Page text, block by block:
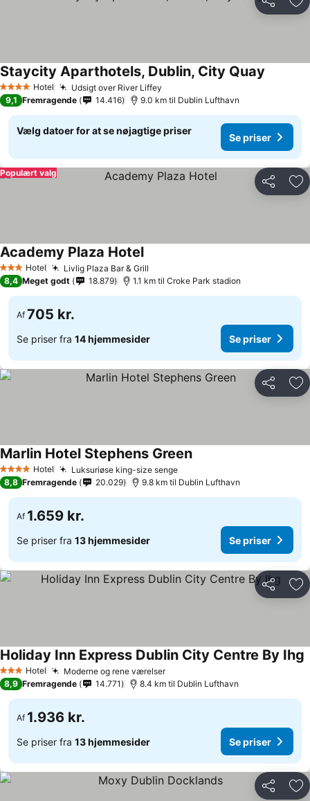
Del
4 StjernerHotel Udsigt over River Liffey
Staycity Aparthotels, Dublin, City Quay
9,1 Fremragende 14.416 9.0 km til Dublin Lufthavn
Vælg datoer for at se nøjagtige priser
Se priser
Del
Populært valg
3 StjernerHotel Livlig Plaza Bar & Grill
Academy Plaza Hotel
8,4 Meget godt 18.879 1.1 km til Croke Park stadion
Af 705 kr.
Se priser fra 14 hjemmesider Se priser
Del
4 StjernerHotel Luksuriøse king-size senge
Marlin Hotel Stephens Green
8,8 Fremragende 20.029 9.8 km til Dublin Lufthavn
Af 1.659 kr.
Se priser fra 13 hjemmesider Se priser
Del
3 StjernerHotel Moderne og rene værelser
Holiday Inn Express Dublin City Centre By Ihg
8,9 Fremragende 14.771 8.4 km til Dublin Lufthavn
Af 1.936 kr.
Se priser fra 13 hjemmesider Se priser
Del